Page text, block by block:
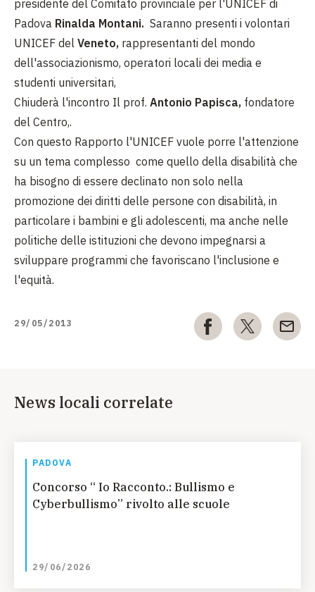
presidente del Comitato provinciale per l'UNICEF di
Padova Rinalda Montani. Saranno presenti i volontari
UNICEF del Veneto, rappresentanti del mondo
dell'associazionismo, operatori locali dei media e
studenti universitari,
Chiuderà l'incontro Il prof. Antonio Papisca, fondatore
del Centro,.
Con questo Rapporto l'UNICEF vuole porre l'attenzione
su un tema complesso come quello della disabilità che
ha bisogno di essere declinato non solo nella
promozione dei diritti delle persone con disabilità, in
particolare i bambini e gli adolescenti, ma anche nelle
politiche delle istituzioni che devono impegnarsi a
sviluppare programmi che favoriscano l'inclusione e
l'equità.
29/05/2013
News locali correlate
PADOVA
Concorso “ Io Racconto.: Bullismo e
Cyberbullismo” rivolto alle scuole
29/06/2026